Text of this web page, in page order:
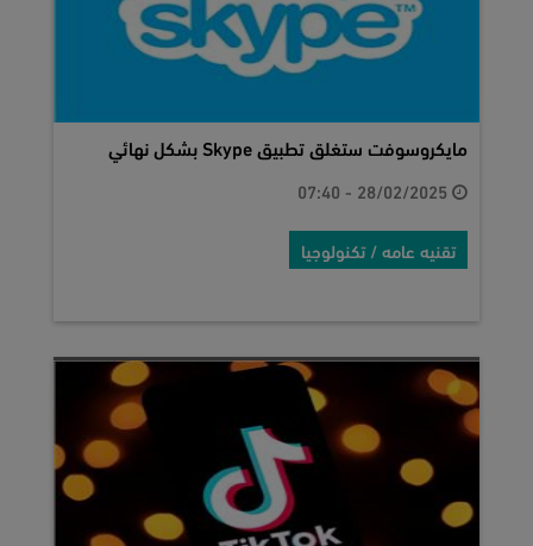
مايكروسوفت ستغلق تطبيق Skype بشكل نهائي
تقنيه عامه / تكنولوجيا